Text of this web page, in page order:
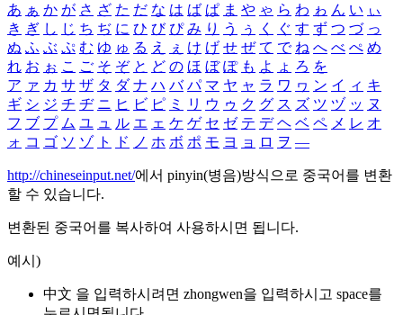
あ ぁ か が さ ざ た だ な は ば ぱ ま や ゃ ら わ ゎ ん い ぃ
き ぎ し じ ち ぢ に ひ び ぴ み り う ぅ く ぐ す ず つ づ っ
ぬ ふ ぶ ぷ む ゆ ゅ る え ぇ け げ せ ぜ て で ね へ べ ぺ め
れ お ぉ こ ご そ ぞ と ど の ほ ぼ ぽ も よ ょ ろ を
ア ァ カ サ ザ タ ダ ナ ハ バ パ マ ヤ ャ ラ ワ ヮ ン イ ィ キ
ギ シ ジ チ ヂ ニ ヒ ビ ピ ミ リ ウ ゥ ク グ ス ズ ツ ヅ ッ ヌ
フ ブ プ ム ユ ュ ル エ ェ ケ ゲ セ ゼ テ デ ヘ ベ ペ メ レ オ
ォ コ ゴ ソ ゾ ト ド ノ ホ ボ ポ モ ヨ ョ ロ ヲ ―
http://chineseinput.net/에서 pinyin(병음)방식으로 중국어를 변환
할 수 있습니다.
변환된 중국어를 복사하여 사용하시면 됩니다.
예시)
中文 을 입력하시려면 zhongwen을 입력하시고 space를